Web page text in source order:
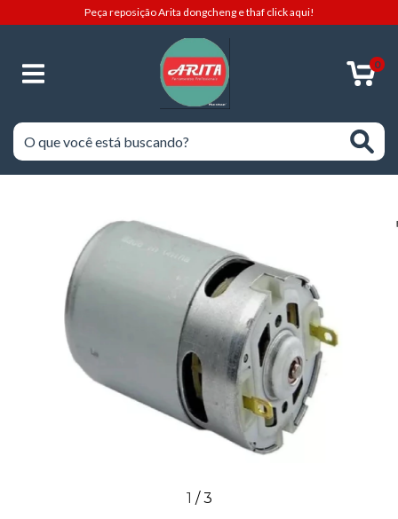
Peça reposição Arita dongcheng e thaf click aqui!
0
1 /3